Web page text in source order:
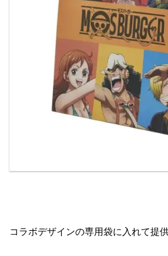
コラボデザインの専用袋に入れて提